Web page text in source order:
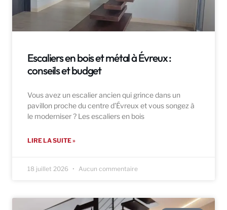
Escaliers en bois et métal à Évreux :
conseils et budget
Vous avez un escalier ancien qui grince dans un
pavillon proche du centre d’Évreux et vous songez à
le moderniser ? Les escaliers en bois
LIRE LA SUITE »
18 juillet 2026 Aucun commentaire